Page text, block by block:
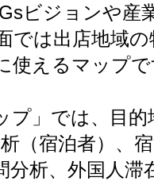
ビジョンや産
では出店地域
使えるマップ
プ」では、目
（宿泊者）、
分析、外国人滞